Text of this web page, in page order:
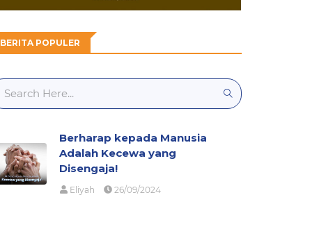
BERITA POPULER
Berharap kepada Manusia
Adalah Kecewa yang
Disengaja!
Eliyah 26/09/2024